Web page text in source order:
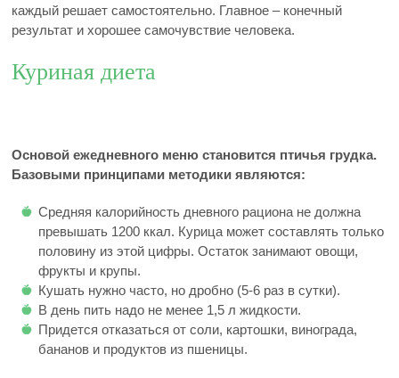
каждый решает самостоятельно. Главное – конечный
результат и хорошее самочувствие человека.
Куриная диета
Основой ежедневного меню становится птичья грудка.
Базовыми принципами методики являются:
Средняя калорийность дневного рациона не должна
превышать 1200 ккал. Курица может составлять только
половину из этой цифры. Остаток занимают овощи,
фрукты и крупы.
Кушать нужно часто, но дробно (5-6 раз в сутки).
В день пить надо не менее 1,5 л жидкости.
Придется отказаться от соли, картошки, винограда,
бананов и продуктов из пшеницы.